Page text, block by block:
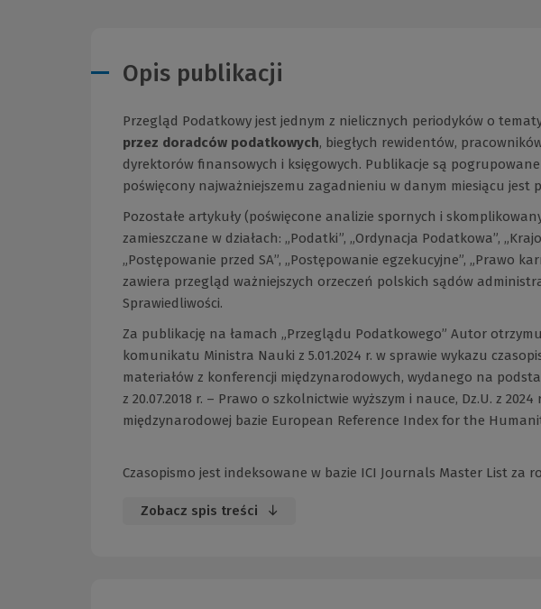
Opis publikacji
Przegląd Podatkowy jest jednym z nielicznych periodyków o
przez doradców podatkowych, biegłych rewidentów,
dyrektorów finansowych i księgowych. Publikacje są
poświęcony najważniejszemu zagadnieniu w danym miesiącu jest
Pozostałe artykuły (poświęcone analizie spornych i
zamieszczane w działach: „Podatki”, „Ordynacja Podatkowa”,
„Postępowanie przed SA”, „Postępowanie egzekucyjne”, „Prawo
zawiera przegląd ważniejszych orzeczeń polskich sądów
Sprawiedliwości.
Za publikację na łamach „Przeglądu Podatkowego” Autor
komunikatu Ministra Nauki z 5.01.2024 r. w sprawie wykazu
materiałów z konferencji międzynarodowych, wydanego na
z 20.07.2018 r. – Prawo o szkolnictwie wyższym i nauce, Dz.U. z
międzynarodowej bazie European Reference Index for the
Czasopismo jest indeksowane w bazie ICI Journals Master List za
Zobacz spis treści